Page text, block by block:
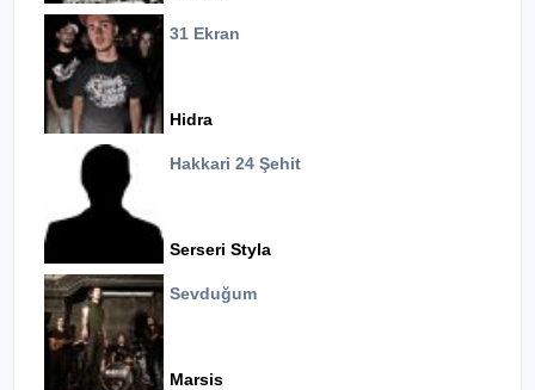
31 Ekran
Hidra
Hakkari 24 Şehit
Serseri Styla
Sevduğum
Marsis